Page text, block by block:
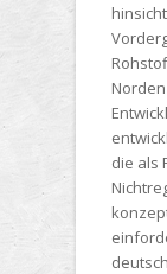
die als